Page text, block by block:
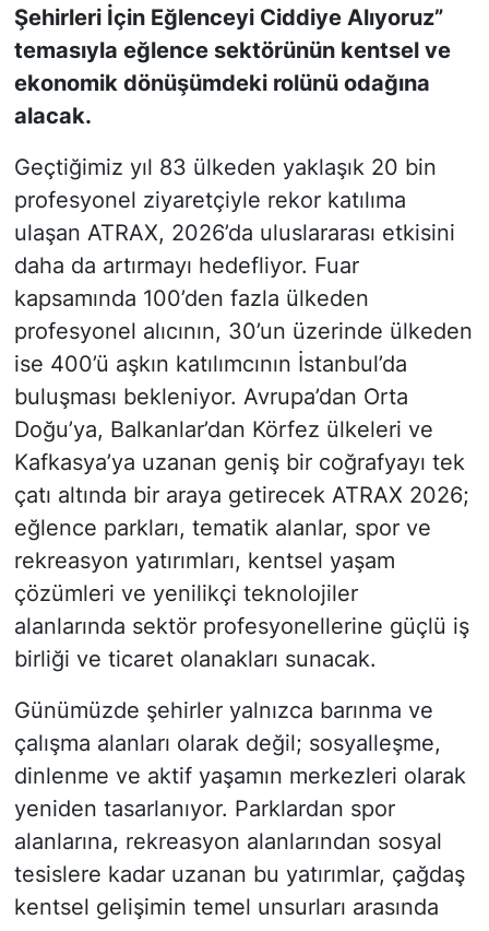
Şehirleri İçin Eğlenceyi Ciddiye Alıyoruz”
temasıyla eğlence sektörünün kentsel ve
ekonomik dönüşümdeki rolünü odağına
alacak.
Geçtiğimiz yıl 83 ülkeden yaklaşık 20 bin
profesyonel ziyaretçiyle rekor katılıma
ulaşan ATRAX, 2026’da uluslararası etkisini
daha da artırmayı hedefliyor. Fuar
kapsamında 100’den fazla ülkeden
profesyonel alıcının, 30’un üzerinde ülkeden
ise 400’ü aşkın katılımcının İstanbul’da
buluşması bekleniyor. Avrupa’dan Orta
Doğu’ya, Balkanlar’dan Körfez ülkeleri ve
Kafkasya’ya uzanan geniş bir coğrafyayı tek
çatı altında bir araya getirecek ATRAX 2026;
eğlence parkları, tematik alanlar, spor ve
rekreasyon yatırımları, kentsel yaşam
çözümleri ve yenilikçi teknolojiler
alanlarında sektör profesyonellerine güçlü iş
birliği ve ticaret olanakları sunacak.
Günümüzde şehirler yalnızca barınma ve
çalışma alanları olarak değil; sosyalleşme,
dinlenme ve aktif yaşamın merkezleri olarak
yeniden tasarlanıyor. Parklardan spor
alanlarına, rekreasyon alanlarından sosyal
tesislere kadar uzanan bu yatırımlar, çağdaş
kentsel gelişimin temel unsurları arasında